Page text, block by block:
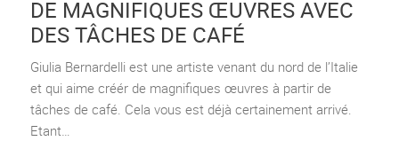
DE MAGNIFIQUES ŒUVRES AVEC
DES TÂCHES DE CAFÉ
Giulia Bernardelli est une artiste venant du nord de l’Italie
et qui aime créér de magnifiques œuvres à partir de
tâches de café. Cela vous est déjà certainement arrivé.
Etant…